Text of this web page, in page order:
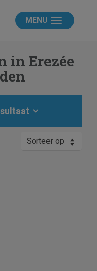
MENU
in Erezée
Sorteer op